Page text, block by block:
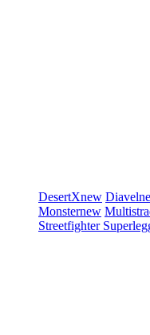
DesertXnew Diavel
Monsternew
Streetfighter